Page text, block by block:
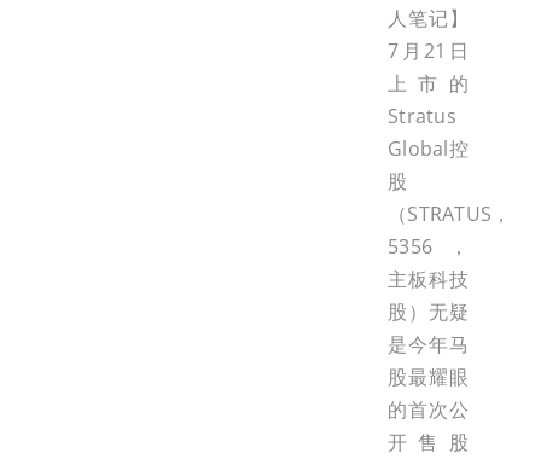
人笔记】
7月21日
上市的
Stratus
Global控
股
（STRATUS，
5356，
主板科技
股）无疑
是今年马
股最耀眼
的首次公
开售股